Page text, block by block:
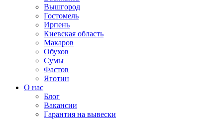
Вышгород
Гостомель
Ирпень
Киевская область
Макаров
Обухов
Сумы
Фастов
Яготин
О нас
Блог
Вакансии
Гарантия на вывески